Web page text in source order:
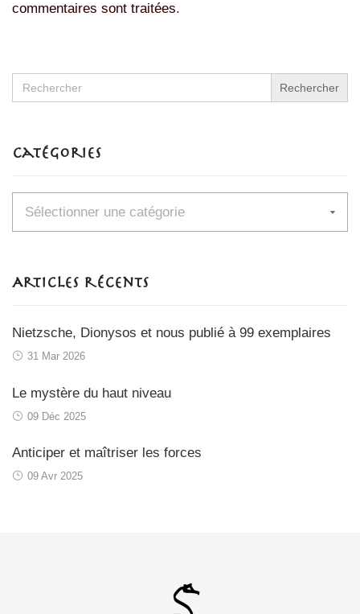
commentaires sont traitées.
for:
Catégories
Catégories
Articles récents
Nietzsche, Dionysos et nous publié à 99 exemplaires
31 Mar 2026
Le mystère du haut niveau
09 Déc 2025
Anticiper et maîtriser les forces
09 Avr 2025